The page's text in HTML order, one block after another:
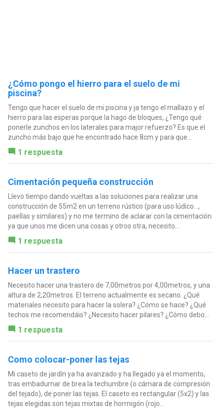
¿Cómo pongo el hierro para el suelo de mi
piscina?
Tengo que hacer el suelo de mi piscina y ja tengo el mallazo y el
hierro para las esperas porque la hago de bloques, ¿Tengo qué
ponerle zunchos en los laterales para major refuerzo? Es que el
zuncho más bajo que he encontrado hace 8cm y para que...
1 respuesta
Cimentación pequeña construcción
Llevo tiempo dando vueltas a las soluciones para realizar una
construcción de 55m2 en un terreno rústico (para uso lúdico...,
paellas y similares) y no me termino de aclarar con la cimentación
ya que unos me dicen una cosas y otros otra, necesito...
1 respuesta
Hacer un trastero
Necesito hacer una trastero de 7,00metros por 4,00metros, y una
altura de 2,20metros. El terreno actualmente es secano. ¿Qué
materiales necesito para hacer la solera? ¿Cómo se hace? ¿Qué
techos me recomendáis? ¿Necesito hacer pilares? ¿Cómo debo...
1 respuesta
Como colocar-poner las tejas
Mi caseto de jardín ya ha avanzado y ha llegado ya el momento,
tras embadurnar de brea la techumbre (o cámara de compresión
del tejado), de poner las tejas. El caseto es rectangular (5x2) y las
tejas elegidas son tejas mixtas de hormigón (rojo...